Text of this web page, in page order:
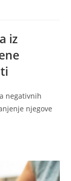
iz
negativnih
njegove